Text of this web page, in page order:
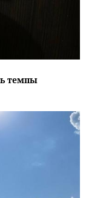
темпы